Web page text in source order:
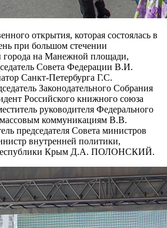
открытия, которая состоялась в
при большом стечении
города на Манежной площади,
Совета Федерации В.И.
Санкт-Петербурга Г.С.
Законодательного Собрания
Российского книжного союза
руководителя Федерального
массовым коммуникациям В.В.
председателя Совета министров
внутренней политики,
Крым Д.А. ПОЛОНСКИЙ.